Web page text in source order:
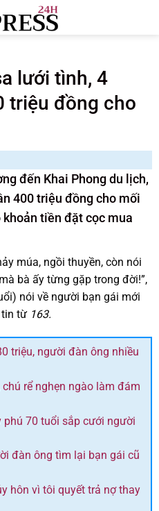
lưới tình, 4
triệu đồng cho
đến Khai Phong du lịch,
400 triệu đồng cho mối
khoản tiền đặt cọc mua
múa, ngồi thuyền, còn nói
bà ấy từng gặp trong đời!”,
nói về người bạn gái mới
tin từ 163.
triệu, người đàn ông nhiều
rể nghẹn ngào làm đám
phú 70 tuổi sắp cưới người
đàn ông tìm lại bạn gái cũ
hôn vì tôi quyết trả nợ thay